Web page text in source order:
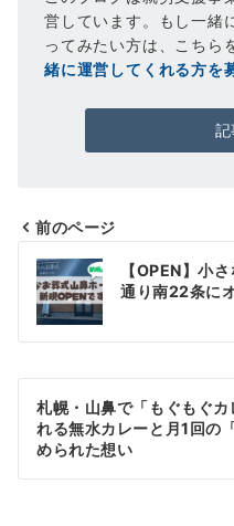
営しています。もし一緒
ってみたい方は、こち
緒に運営してくれる方を
投
稿
ナ
ビ
ゲ
ー
シ
前のページ
【OPEN】小
通り南22条に
札幌・山鼻で「もぐもぐ
れる無水カレーと月1回の
められた想い